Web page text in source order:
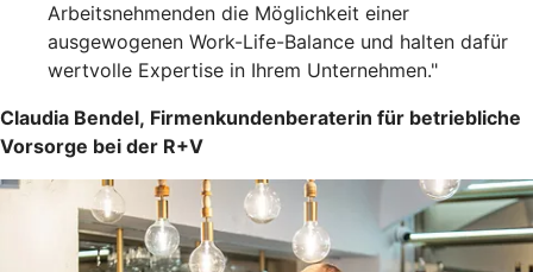
Arbeitsnehmenden die Möglichkeit einer
ausgewogenen Work-Life-Balance und halten dafür
wertvolle Expertise in Ihrem Unternehmen."
Claudia Bendel, Firmenkundenberaterin für betriebliche
Vorsorge bei der R+V